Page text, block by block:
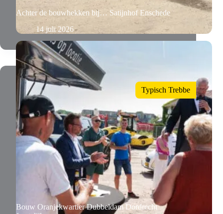
Achter de bouwhekken bij… Satijnhof Enschede
14 juli 2026
Typisch Trebbe
Bouw Oranjekwartier Dubbeldam Dordrecht